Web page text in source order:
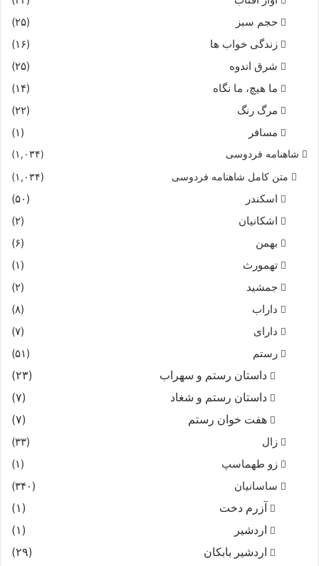
حجم سبز
(۲۵)
زندگی خواب ها
(۱۶)
شرق اندوه
(۲۵)
ما هیچ، ما نگاه
(۱۴)
مرگ رنگ
(۲۲)
مسافر
(۱)
شاهنامه فردوسی (۱,۰۳۴)
متن کامل شاهنامه فردوسی (۱,۰۳۴)
اسکندر
(۵۰)
اشکانیان
(۲)
بهمن
(۶)
تهمورث
(۱)
جمشید
(۲)
داراب
(۸)
دارای
(۷)
رستم
(۵۱)
داستان رستم و سهراب
(۲۳)
داستان رستم و شغاد
(۷)
هفت خوان رستم‏
(۷)
زال
(۳۳)
زو طهماسپ‏
(۱)
ساسانیان
(۳۴۰)
آزرم دخت
(۱)
اردشیر
(۱)
اردشیر بابکان
(۲۹)